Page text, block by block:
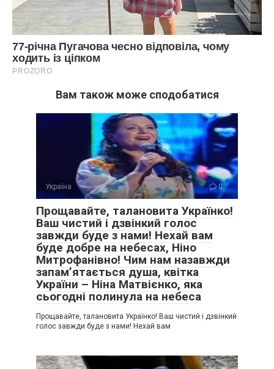
Вам також може сподобатися
Україна 0
Прощавайте, талановита Українко!
Ваш чистий і дзвінкий голос
завжди буде з нами! Нехай вам
буде добре на небесах, Ніно
Митрофанівно! Чим нам назавжди
запам’ятається душа, квітка
України – Ніна Матвієнко, яка
сьогодні полинула на небеса
Прощавайте, талановита Українко! Ваш чистий і дзвінкий
голос завжди буде з нами! Нехай вам